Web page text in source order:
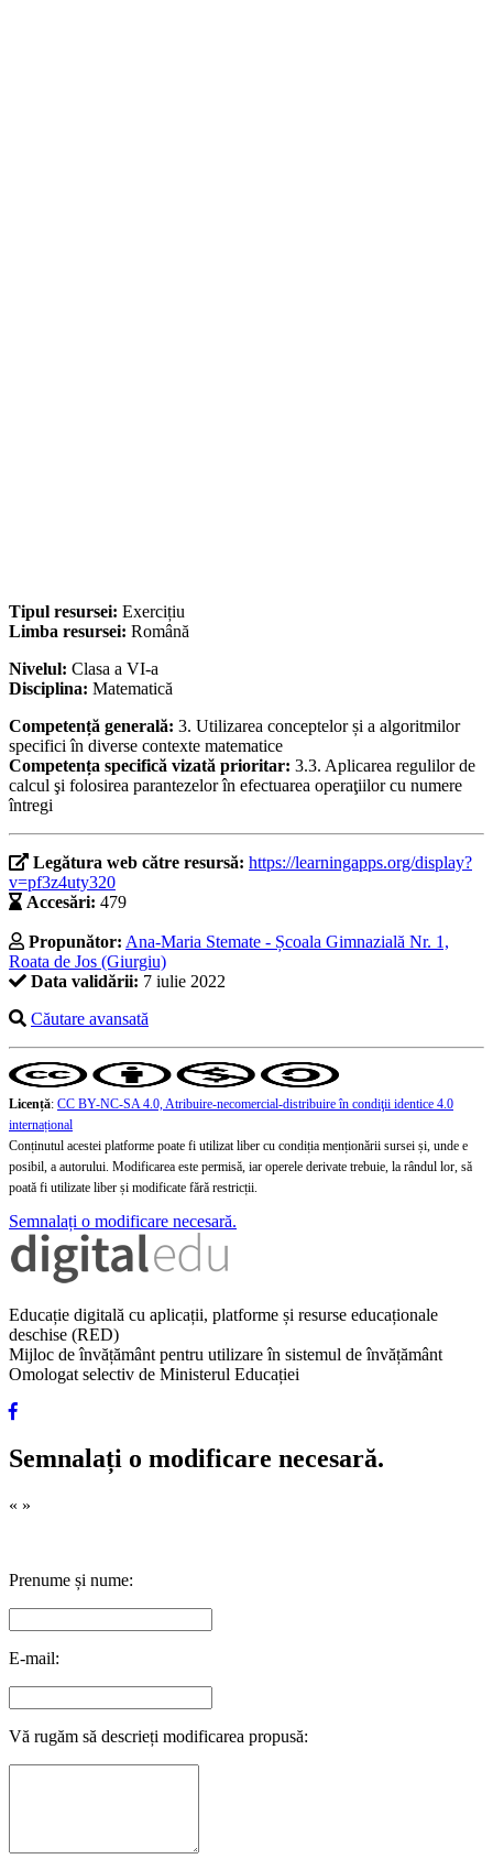
Tipul resursei: Exercițiu
Limba resursei: Română
Nivelul: Clasa a VI-a
Disciplina: Matematică
Competență generală: 3. Utilizarea conceptelor și a algoritmilor
specifici în diverse contexte matematice
Competența specifică vizată prioritar: 3.3. Aplicarea regulilor de
calcul şi folosirea parantezelor în efectuarea operaţiilor cu numere
întregi
Legătura web către resursă: https://learningapps.org/display?
v=pf3z4uty320
Accesări: 479
Propunător: Ana-Maria Stemate - Școala Gimnazială Nr. 1,
Roata de Jos (Giurgiu)
Data validării: 7 iulie 2022
Căutare avansată
Licență: CC BY-NC-SA 4.0, Atribuire-necomercial-distribuire în condiţii identice 4.0
internațional
Conținutul acestei platforme poate fi utilizat liber cu condiția menționării sursei și, unde e
posibil, a autorului. Modificarea este permisă, iar operele derivate trebuie, la rândul lor, să
poată fi utilizate liber și modificate fără restricții.
Semnalați o modificare necesară.
Educație digitală cu aplicații, platforme și resurse educaționale
deschise (RED)
Mijloc de învățământ pentru utilizare în sistemul de învățământ
Omologat selectiv de Ministerul Educației
Semnalați o modificare necesară.
« »
Prenume și nume:
E-mail:
Vă rugăm să descrieți modificarea propusă: